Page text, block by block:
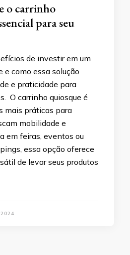
o carrinho
para seu
de investir em um
e como essa solução
e praticidade para
O carrinho quiosque é
mais práticas para
mobilidade e
em feiras, eventos ou
essa opção oferece
de levar seus produtos